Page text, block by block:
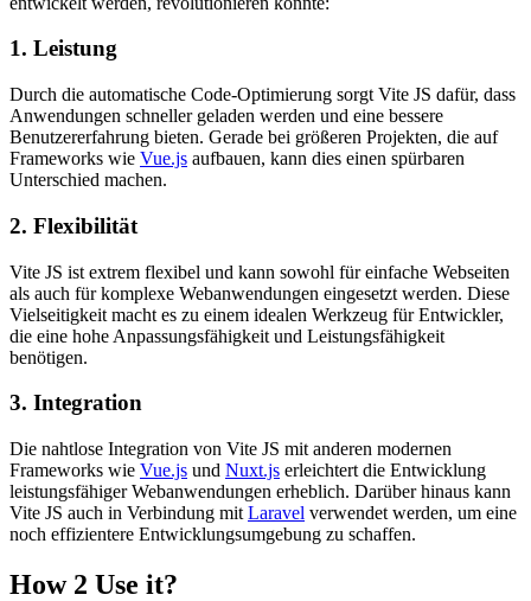
1. Leistung
Durch die automatische Code-Optimierung sorgt Vite JS dafür, dass
Anwendungen schneller geladen werden und eine bessere
Benutzererfahrung bieten. Gerade bei größeren Projekten, die auf
Frameworks wie Vue.js aufbauen, kann dies einen spürbaren
Unterschied machen.
2. Flexibilität
Vite JS ist extrem flexibel und kann sowohl für einfache Webseiten
als auch für komplexe Webanwendungen eingesetzt werden. Diese
Vielseitigkeit macht es zu einem idealen Werkzeug für Entwickler,
die eine hohe Anpassungsfähigkeit und Leistungsfähigkeit
benötigen.
3. Integration
Die nahtlose Integration von Vite JS mit anderen modernen
Frameworks wie Vue.js und Nuxt.js erleichtert die Entwicklung
leistungsfähiger Webanwendungen erheblich. Darüber hinaus kann
Vite JS auch in Verbindung mit Laravel verwendet werden, um eine
noch effizientere Entwicklungsumgebung zu schaffen.
How 2 Use it?